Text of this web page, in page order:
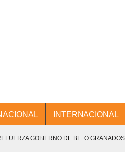
INTERNACIONAL
GOBIERNO DE BETO GRANADOS